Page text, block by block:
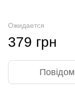
Ожидается
379 грн